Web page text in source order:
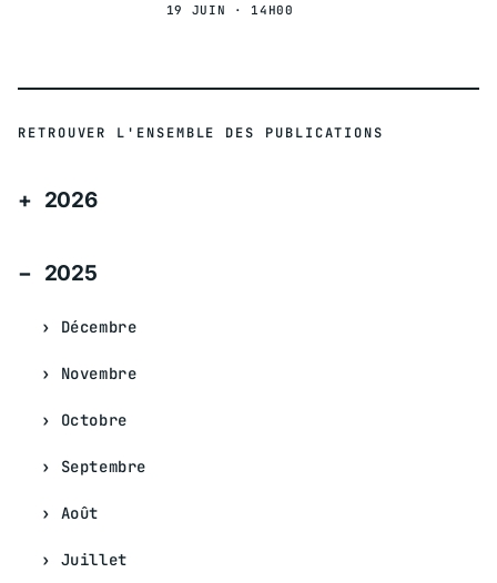
19 JUIN · 14H00
RETROUVER L'ENSEMBLE DES PUBLICATIONS
2026
2025
Décembre
Novembre
Octobre
Septembre
Août
Juillet